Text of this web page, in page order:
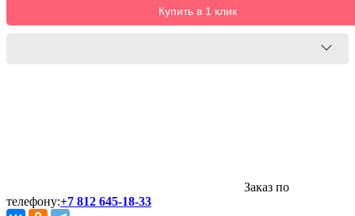
Купить в 1 клик
Заказ по
телефону:+7 812 645-18-33